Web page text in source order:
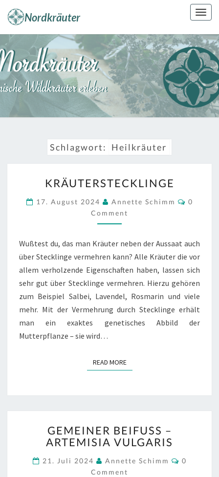
content
Kräuterkunde
Erleben
Schlagwort: Heilkräuter
KRÄUTERSTECKLINGE
17. August 2024 Annette Schimm
0
Comment
Wußtest du, das man Kräuter neben der Aussaat auch
über Stecklinge vermehren kann? Alle Kräuter die vor
allem verholzende Eigenschaften haben, lassen sich
sehr gut über Stecklinge vermehren. Hierzu gehören
zum Beispiel Salbei, Lavendel, Rosmarin und viele
mehr. Mit der Vermehrung durch Stecklinge erhält
man ein exaktes genetisches Abbild der
Mutterpflanze – sie wird…
READ MOREREAD MORE
BEIFUSS –
ULGARIS
GEMEINER BEIFUSS – A
RTEMISIA VULGARIS
21. Juli 2024 Annette Schimm
0
Comment